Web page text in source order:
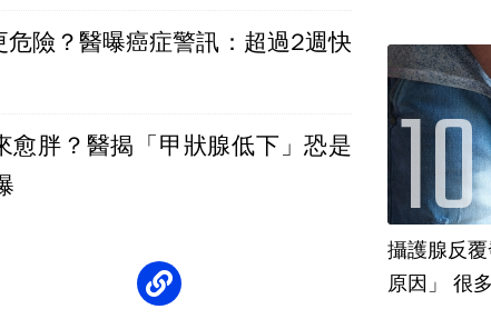
危險？醫曝癌症警訊：超過2週快
愈胖？醫揭「甲狀腺低下」恐是
攝護腺反
原因